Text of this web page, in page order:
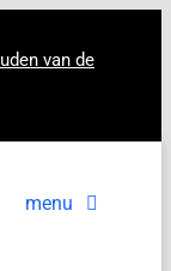
van de
menu